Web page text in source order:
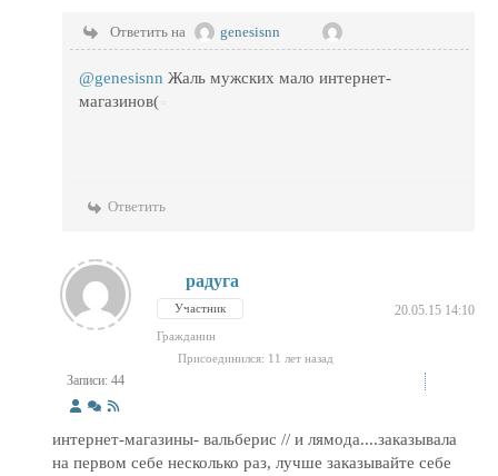
Ответить на genesisnn
@genesisnn Жаль мужских мало интернет-
магазинов(
Ответить
Записи: 44
радуга
Участник 20.05.15 14:10
Гражданин
Присоединился: 11 лет назад
интернет-магазины- вальберис // и лямода....заказывала
на первом себе несколько раз, лучше заказывайте себе